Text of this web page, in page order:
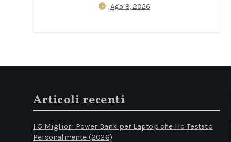
Ago 8, 2026
Articoli recenti
I 5 Migliori Power Bank per Laptop che Ho Testato
Personalmente (2026)